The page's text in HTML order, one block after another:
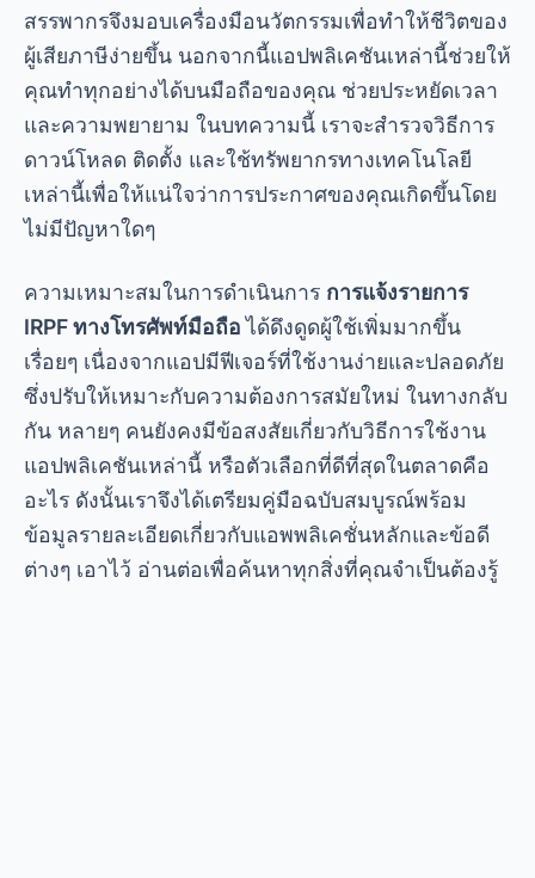
สรรพากรจึงมอบเครื่องมือนวัตกรรมเพื่อทำให้ชีวิตของ
ผู้เสียภาษีง่ายขึ้น นอกจากนี้แอปพลิเคชันเหล่านี้ช่วยให้
คุณทำทุกอย่างได้บนมือถือของคุณ ช่วยประหยัดเวลา
และความพยายาม ในบทความนี้ เราจะสำรวจวิธีการ
ดาวน์โหลด ติดตั้ง และใช้ทรัพยากรทางเทคโนโลยี
เหล่านี้เพื่อให้แน่ใจว่าการประกาศของคุณเกิดขึ้นโดย
ไม่มีปัญหาใดๆ
ความเหมาะสมในการดำเนินการ การแจ้งรายการ
IRPF ทางโทรศัพท์มือถือได้ดึงดูดผู้ใช้เพิ่มมากขึ้น
เรื่อยๆ เนื่องจากแอปมีฟีเจอร์ที่ใช้งานง่ายและปลอดภัย
ซึ่งปรับให้เหมาะกับความต้องการสมัยใหม่ ในทางกลับ
กัน หลายๆ คนยังคงมีข้อสงสัยเกี่ยวกับวิธีการใช้งาน
แอปพลิเคชันเหล่านี้ หรือตัวเลือกที่ดีที่สุดในตลาดคือ
อะไร ดังนั้นเราจึงได้เตรียมคู่มือฉบับสมบูรณ์พร้อม
ข้อมูลรายละเอียดเกี่ยวกับแอพพลิเคชั่นหลักและข้อดี
ต่างๆ เอาไว้ อ่านต่อเพื่อค้นหาทุกสิ่งที่คุณจำเป็นต้องรู้